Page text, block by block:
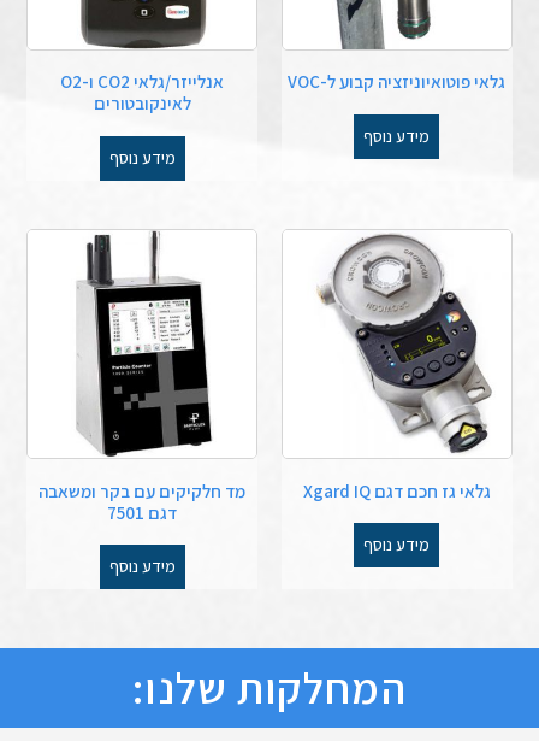
גלאי פוטואיוניזציה קבוע ל-VOC
מידע נוסף
אנלייזר/גלאי CO2 ו-O2
לאינקובטורים
מידע נוסף
גלאי גז חכם דגם Xgard IQ
מידע נוסף
מד חלקיקים עם בקר ומשאבה
דגם 7501
מידע נוסף
המחלקות שלנו: